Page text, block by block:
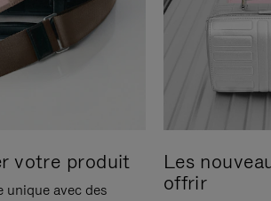
votre produit
unique avec des
Les
offrir